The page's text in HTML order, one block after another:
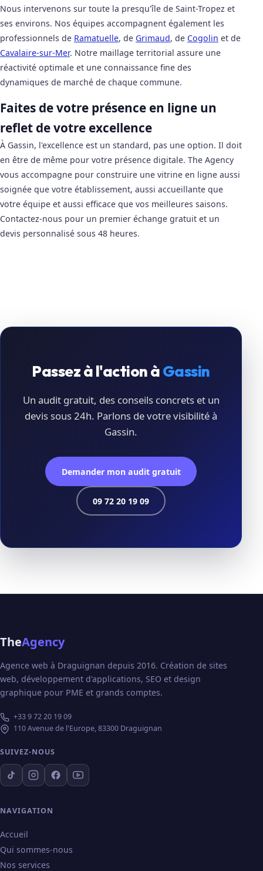
Nous intervenons sur toute la presqu'île de Saint-Tropez et
ses environs. Nos équipes accompagnent également les
professionnels de Ramatuelle, de Grimaud, de Cogolin et de
Cavalaire-sur-Mer. Notre maillage territorial assure une
réactivité optimale et une connaissance fine des
dynamiques de marché de chaque commune.
Faites de votre présence en ligne un
reflet de votre excellence
À Gassin, l'excellence est un standard, pas une option. Il doit
en être de même pour votre présence digitale. The Agency
vous accompagne pour construire une vitrine en ligne aussi
soignée que votre établissement, aussi accueillante que
votre équipe et aussi efficace que vos meilleures saisons.
Contactez-nous pour un premier échange gratuit et un
devis personnalisé sous 48 heures.
Passez à l'action àGassin
Un audit gratuit, des conseils concrets et un
devis sous 24h. Parlons de votre visibilité à
Gassin.
Demander mon audit gratuit
09 72 20 19 09
TheAgency
Agence web à Draguignan depuis 2016. Création de sites
web, développement d'applications, SEO et design
graphique pour PME et grands comptes.
+33 9 72 20 19 09
110 Avenue de l'Europe, 83300 Draguignan
SUIVEZ-NOUS
NAVIGATION
Accueil
Qui sommes-nous
Nos services